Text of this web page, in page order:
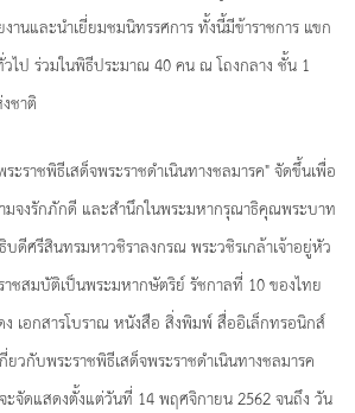
านและนำเยี่ยมชมนิทรรศการ ทั้งนี้มีข้าราชการ แขก
ไป ร่วมในพิธีประมาณ 40 คน ณ โถงกลาง ชั้น 1
ชาติ
าชพิธีเสด็จพระราชดำเนินทางชลมารค" จัดขึ้นเพื่อ
มจงรักภักดี และสำนึกในพระมหากรุณาธิคุณพระบาท
บดีศรีสินทรมหาวชิราลงกรณ พระวชิรเกล้าเจ้าอยู่หัว
าชสมบัติเป็นพระมหากษัตริย์ รัชกาลที่ 10 ของไทย
ง เอกสารโบราณ หนังสือ สิ่งพิมพ์ สื่ออิเล็กทรอนิกส์
วกับพระราชพิธีเสด็จพระราชดำเนินทางชลมารค
จัดแสดงตั้งแต่วันที่ 14 พฤศจิกายน 2562 จนถึง วัน